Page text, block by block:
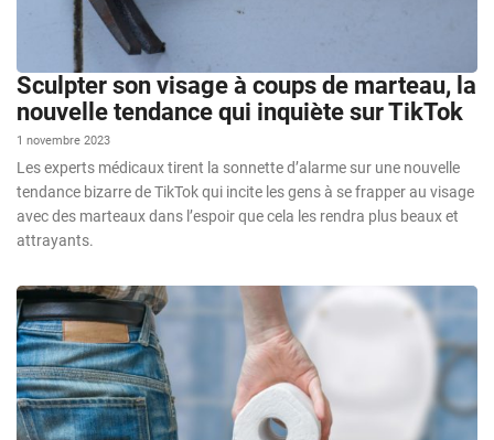
Sculpter son visage à coups de marteau, la
nouvelle tendance qui inquiète sur TikTok
1 novembre 2023
Les experts médicaux tirent la sonnette d’alarme sur une nouvelle
tendance bizarre de TikTok qui incite les gens à se frapper au visage
avec des marteaux dans l’espoir que cela les rendra plus beaux et
attrayants.